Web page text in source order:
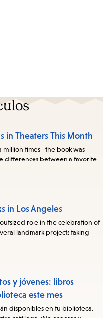
in Theaters This Month
million times—the book was
differences between a favorite
in Los Angeles
role in the celebration of
landmark projects taking
y jóvenes: libros
este mes
disponibles en tu biblioteca.